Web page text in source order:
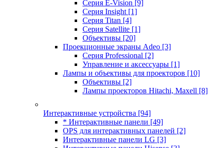
Серия E-Vision [9]
Серия Insight [1]
Серия Titan [4]
Серия Satellite [1]
Объективы [20]
Проекционные экраны Adeo [3]
Серия Professional [2]
Управление и аксессуары [1]
Лампы и объективы для проекторов [10]
Объективы [2]
Лампы проекторов Hitachi, Maxell [8]
Интерактивные устройства [94]
* Интерактивные панели [49]
OPS для интерактивных панелей [2]
Интерактивные панели LG [3]